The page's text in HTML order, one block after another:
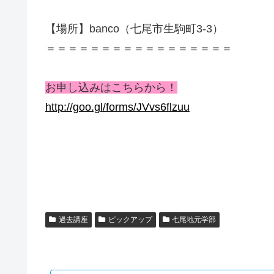
【場所】banco（七尾市生駒町3-3）
＝＝＝＝＝＝＝＝＝＝＝＝＝＝＝＝＝
お申し込みはこちらから！
http://goo.gl/forms/JVvs6flzuu
過去講座 ピックアップ 七尾地元学部